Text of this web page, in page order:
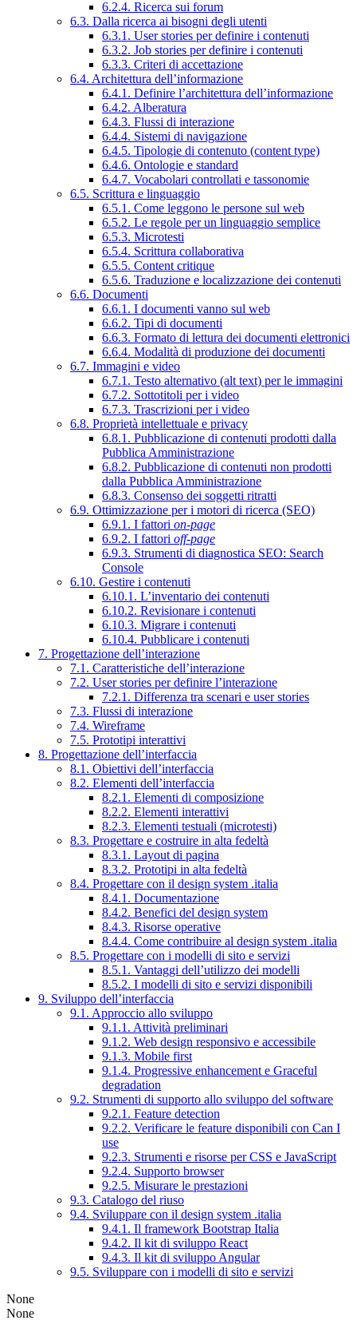
6.2.4. Ricerca sui forum
6.3. Dalla ricerca ai bisogni degli utenti
6.3.1. User stories per definire i contenuti
6.3.2. Job stories per definire i contenuti
6.3.3. Criteri di accettazione
6.4. Architettura dell’informazione
6.4.1. Definire l’architettura dell’informazione
6.4.2. Alberatura
6.4.3. Flussi di interazione
6.4.4. Sistemi di navigazione
6.4.5. Tipologie di contenuto (content type)
6.4.6. Ontologie e standard
6.4.7. Vocabolari controllati e tassonomie
6.5. Scrittura e linguaggio
6.5.1. Come leggono le persone sul web
6.5.2. Le regole per un linguaggio semplice
6.5.3. Microtesti
6.5.4. Scrittura collaborativa
6.5.5. Content critique
6.5.6. Traduzione e localizzazione dei contenuti
6.6. Documenti
6.6.1. I documenti vanno sul web
6.6.2. Tipi di documenti
6.6.3. Formato di lettura dei documenti elettronici
6.6.4. Modalità di produzione dei documenti
6.7. Immagini e video
6.7.1. Testo alternativo (alt text) per le immagini
6.7.2. Sottotitoli per i video
6.7.3. Trascrizioni per i video
6.8. Proprietà intellettuale e privacy
6.8.1. Pubblicazione di contenuti prodotti dalla
Pubblica Amministrazione
6.8.2. Pubblicazione di contenuti non prodotti
dalla Pubblica Amministrazione
6.8.3. Consenso dei soggetti ritratti
6.9. Ottimizzazione per i motori di ricerca (SEO)
6.9.1. I fattori on-page
6.9.2. I fattori off-page
6.9.3. Strumenti di diagnostica SEO: Search
Console
6.10. Gestire i contenuti
6.10.1. L’inventario dei contenuti
6.10.2. Revisionare i contenuti
6.10.3. Migrare i contenuti
6.10.4. Pubblicare i contenuti
7. Progettazione dell’interazione
7.1. Caratteristiche dell’interazione
7.2. User stories per definire l’interazione
7.2.1. Differenza tra scenari e user stories
7.3. Flussi di interazione
7.4. Wireframe
7.5. Prototipi interattivi
8. Progettazione dell’interfaccia
8.1. Obiettivi dell’interfaccia
8.2. Elementi dell’interfaccia
8.2.1. Elementi di composizione
8.2.2. Elementi interattivi
8.2.3. Elementi testuali (microtesti)
8.3. Progettare e costruire in alta fedeltà
8.3.1. Layout di pagina
8.3.2. Prototipi in alta fedeltà
8.4. Progettare con il design system .italia
8.4.1. Documentazione
8.4.2. Benefici del design system
8.4.3. Risorse operative
8.4.4. Come contribuire al design system .italia
8.5. Progettare con i modelli di sito e servizi
8.5.1. Vantaggi dell’utilizzo dei modelli
8.5.2. I modelli di sito e servizi disponibili
9. Sviluppo dell’interfaccia
9.1. Approccio allo sviluppo
9.1.1. Attività preliminari
9.1.2. Web design responsivo e accessibile
9.1.3. Mobile first
9.1.4. Progressive enhancement e Graceful
degradation
9.2. Strumenti di supporto allo sviluppo del software
9.2.1. Feature detection
9.2.2. Verificare le feature disponibili con Can I
use
9.2.3. Strumenti e risorse per CSS e JavaScript
9.2.4. Supporto browser
9.2.5. Misurare le prestazioni
9.3. Catalogo del riuso
9.4. Sviluppare con il design system .italia
9.4.1. Il framework Bootstrap Italia
9.4.2. Il kit di sviluppo React
9.4.3. Il kit di sviluppo Angular
9.5. Sviluppare con i modelli di sito e servizi
None
None